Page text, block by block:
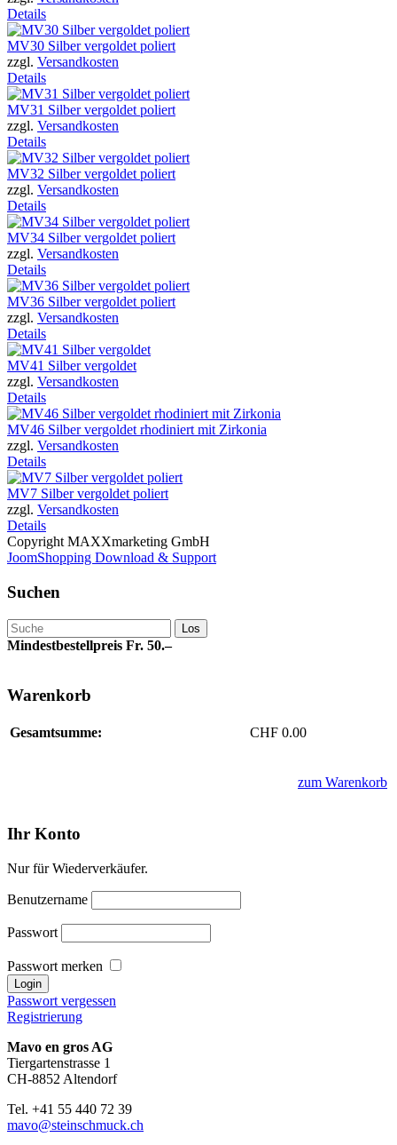
Details
MV30 Silber vergoldet poliert
zzgl. Versandkosten
Details
MV31 Silber vergoldet poliert
zzgl. Versandkosten
Details
MV32 Silber vergoldet poliert
zzgl. Versandkosten
Details
MV34 Silber vergoldet poliert
zzgl. Versandkosten
Details
MV36 Silber vergoldet poliert
zzgl. Versandkosten
Details
MV41 Silber vergoldet
zzgl. Versandkosten
Details
MV46 Silber vergoldet rhodiniert mit Zirkonia
zzgl. Versandkosten
Details
MV7 Silber vergoldet poliert
zzgl. Versandkosten
Details
Copyright MAXXmarketing GmbH
JoomShopping Download & Support
Suchen
Mindestbestellpreis Fr. 50.–
Warenkorb
Gesamtsumme: CHF 0.00
zum Warenkorb
Ihr Konto
Nur für Wiederverkäufer.
Benutzername
Passwort
Passwort merken
Passwort vergessen
Registrierung
Mavo en gros AG
Tiergartenstrasse 1
CH-8852 Altendorf
Tel. +41 55 440 72 39
mavo@steinschmuck.ch